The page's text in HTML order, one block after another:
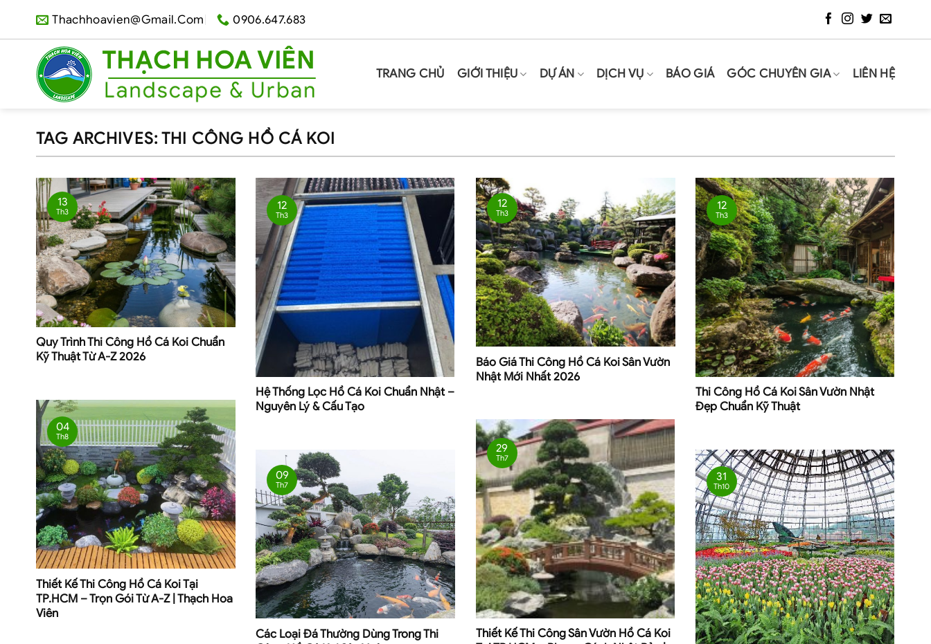
content
Thachhoavien@gmail.com 0906.647.683
TRANG CHỦ GIỚI THIỆU DỰ ÁN DỊCH VỤ BÁO GIÁ GÓC CHUYÊN GIA LIÊN HỆ
TAG ARCHIVES:THI CÔNG HỒ CÁ KOI
Quy Trình Thi Công Hồ Cá Koi Chuẩn
Kỹ Thuật Từ A-Z 2026
13
Th3
Hệ Thống Lọc Hồ Cá Koi Chuẩn Nhật –
Nguyên Lý & Cấu Tạo
12
Th3
Báo Giá Thi Công Hồ Cá Koi Sân Vườn
Nhật Mới Nhất 2026
12
Th3
Thi Công Hồ Cá Koi Sân Vườn Nhật
Đẹp Chuẩn Kỹ Thuật
12
Th3
Thiết Kế Thi Công Hồ Cá Koi Tại
TP.HCM – Trọn Gói Từ A-Z | Thạch Hoa
Viên
04
Th8
Thiết Kế Thi Công Sân Vườn Hồ Cá Koi
29
Th7
Các Loại Đá Thường Dùng Trong Thi
09
Th7
31
Th10